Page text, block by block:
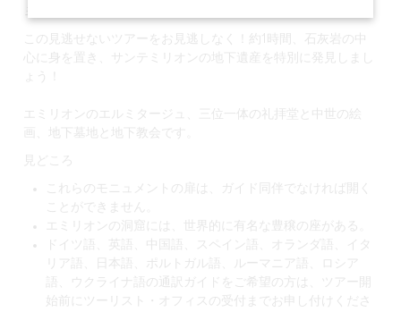
この見逃せないツアーをお見逃しなく！約1時間、石灰岩の中
心に身を置き、サンテミリオンの地下遺産を特別に発見しまし
ょう！
エミリオンのエルミタージュ、三位一体の礼拝堂と中世の絵
画、地下墓地と地下教会です。
見どころ
これらのモニュメントの扉は、ガイド同伴でなければ開く
ことができません。
エミリオンの洞窟には、世界的に有名な豊穣の座がある。
ドイツ語、英語、中国語、スペイン語、オランダ語、イタ
リア語、日本語、ポルトガル語、ルーマニア語、ロシア
語、ウクライナ語の通訳ガイドをご希望の方は、ツアー開
始前にツーリスト・オフィスの受付までお申し付けくださ